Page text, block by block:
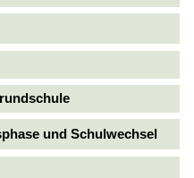
und Schulwechsel